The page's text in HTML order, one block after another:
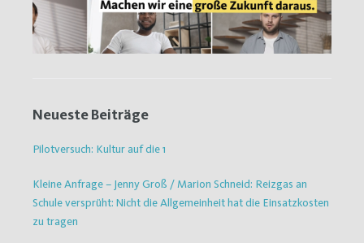
Neueste Beiträge
Pilotversuch: Kultur auf die 1
Kleine Anfrage – Jenny Groß / Marion Schneid: Reizgas an
Schule versprüht: Nicht die Allgemeinheit hat die Einsatzkosten
zu tragen